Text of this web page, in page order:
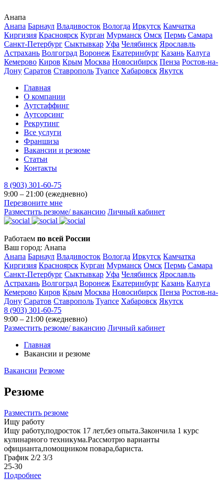
Анапа
Анапа Барнаул Владивосток Вологда Иркутск Камчатка
Киргизия Красноярск Курган Мурманск Омск Пермь Самара
Санкт-Петербург Сыктывкар Уфа Челябинск Ярославль
Астрахань Волгоград Воронеж Екатеринбург Казань Калуга
Кемерово Киров Крым Москва Новосибирск Пенза Ростов-на-
Дону Саратов Ставрополь Туапсе Хабаровск Якутск
Главная
О компании
Аутстаффинг
Аутсорсинг
Рекрутинг
Все услуги
Франшиза
Вакансии и резюме
Статьи
Контакты
8 (903) 301-60-75
9:00 – 21:00 (ежедневно)
Перезвоните мне
Разместить резюме/ вакансию Личный кабинет
Работаем по всей России
Ваш город: Анапа
Анапа Барнаул Владивосток Вологда Иркутск Камчатка
Киргизия Красноярск Курган Мурманск Омск Пермь Самара
Санкт-Петербург Сыктывкар Уфа Челябинск Ярославль
Астрахань Волгоград Воронеж Екатеринбург Казань Калуга
Кемерово Киров Крым Москва Новосибирск Пенза Ростов-на-
Дону Саратов Ставрополь Туапсе Хабаровск Якутск
8 (903) 301-60-75
9:00 – 21:00 (ежедневно)
Разместить резюме/ вакансию Личный кабинет
Главная
Вакансии и резюме
Вакансии Резюме
Резюме
Разместить резюме
Ищу работу
Ищу работу,подросток 17 лет,без опыта.Закончила 1 курс
кулинарного техникума.Рассмотрю варианты
официанта,помощником повара,бариста.
График 2/2 3/3
25-30
Подробнее